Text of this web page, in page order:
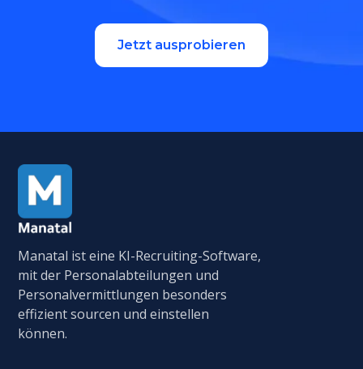
Jetzt ausprobieren
Manatal ist eine KI-Recruiting-Software,
mit der Personalabteilungen und
Personalvermittlungen besonders
effizient sourcen und einstellen
können.